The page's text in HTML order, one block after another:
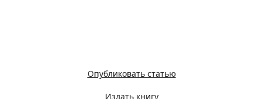
Опубликовать статью
Издать книгу